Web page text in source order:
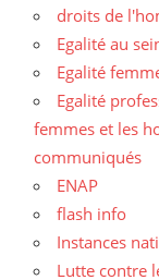
droits de
Egalité au
Egalité
Egalité
femmes et les
communiqués
ENAP
flash info
Instances
Lutte contre